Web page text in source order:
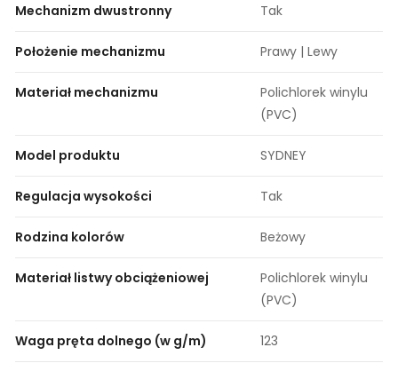
Mechanizm dwustronny Tak
Położenie mechanizmu Prawy | Lewy
Materiał mechanizmu
Polichlorek winylu
(PVC)
Model produktu SYDNEY
Regulacja wysokości Tak
Rodzina kolorów Beżowy
Materiał listwy obciążeniowej
Polichlorek winylu
(PVC)
Waga pręta dolnego (w g/m) 123